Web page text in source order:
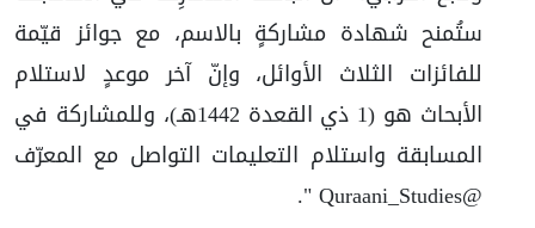
ستُمنح شهادة مشاركةٍ بالاسم، مع جوائز قيّمة
للفائزات الثلاث الأوائل، وإنّ آخر موعدٍ لاستلام
الأبحاث هو (1 ذي القعدة 1442هـ)، وللمشاركة في
المسابقة واستلام التعليمات التواصل مع المعرّف
@Quraani_Studies ".